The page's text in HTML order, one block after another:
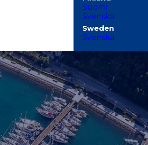
Suomi
Svenska
Svenska